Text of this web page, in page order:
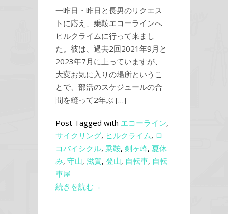
一昨日・昨日と長男のリクエス
トに応え、乗鞍エコーラインへ
ヒルクライムに行って来まし
た。彼は、過去2回2021年9月と
2023年7月に上っていますが、
大変お気に入りの場所というこ
とで、部活のスケジュールの合
間を縫って2年ぶ […]
Post Tagged with エコーライン,
サイクリング, ヒルクライム, ロ
コバイシクル, 乗鞍, 剣ヶ峰, 夏休
み, 守山, 滋賀, 登山, 自転車, 自転
車屋
続きを読む→